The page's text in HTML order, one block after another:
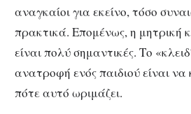
αναγκαίοι για εκείνο, τόσο
πρακτικά. Επομένως, η μητρική
είναι πολύ σημαντικές. Το
ανατροφή ενός παιδιού είναι
πότε αυτό ωριμάζει.